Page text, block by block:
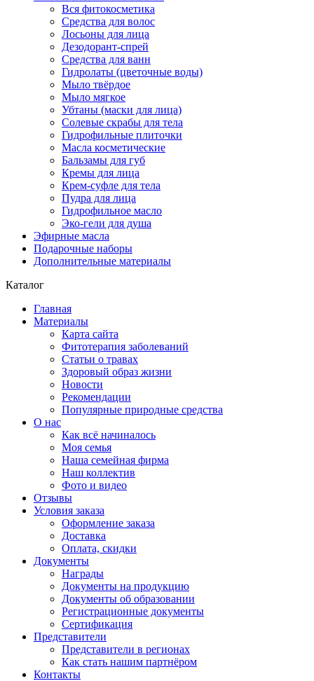
Вся фитокосметика
Средства для волос
Лосьоны для лица
Дезодорант-спрей
Средства для ванн
Гидролаты (цветочные воды)
Мыло твёрдое
Мыло мягкое
Убтаны (маски для лица)
Солевые скрабы для тела
Гидрофильные плиточки
Масла косметические
Бальзамы для губ
Кремы для лица
Крем-суфле для тела
Пудра для лица
Гидрофильное масло
Эко-гели для душа
Эфирные масла
Подарочные наборы
Дополнительные материалы
Каталог
Главная
Материалы
Карта сайта
Фитотерапия заболеваний
Статьи о травах
Здоровый образ жизни
Новости
Рекомендации
Популярные природные средства
О нас
Как всё начиналось
Моя семья
Наша семейная фирма
Наш коллектив
Фото и видео
Отзывы
Условия заказа
Оформление заказа
Доставка
Оплата, скидки
Документы
Награды
Документы на продукцию
Документы об образовании
Регистрационные документы
Сертификация
Представители
Представители в регионах
Как стать нашим партнёром
Контакты